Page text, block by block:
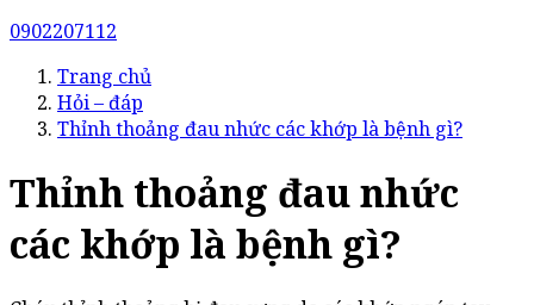
0902207112
Trang chủ
Hỏi – đáp
Thỉnh thoảng đau nhức các khớp là bệnh gì?
Thỉnh thoảng đau nhức
các khớp là bệnh gì?